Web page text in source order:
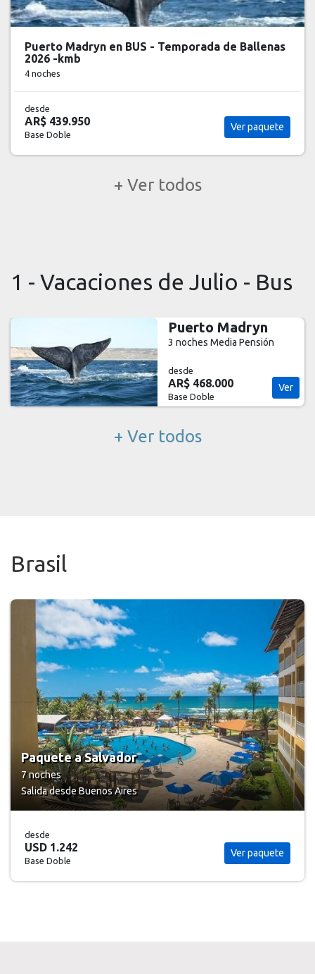
Puerto Madryn en BUS - vacaciones de Invierno
2026 -see
3 noches
desde
AR$ 468.000
Base Doble
Ver paquete
+ Ver todos
1 - Vacaciones de Julio - Bus
Salta
6 noches Media Pensión
desde
AR$ 629.500
Base Doble
Ver
+ Ver todos
Brasil
Paquete a Porto Seguro
7 noches
Salida desde Buenos Aires
desde
USD 1.822
Base Doble
Ver paquete